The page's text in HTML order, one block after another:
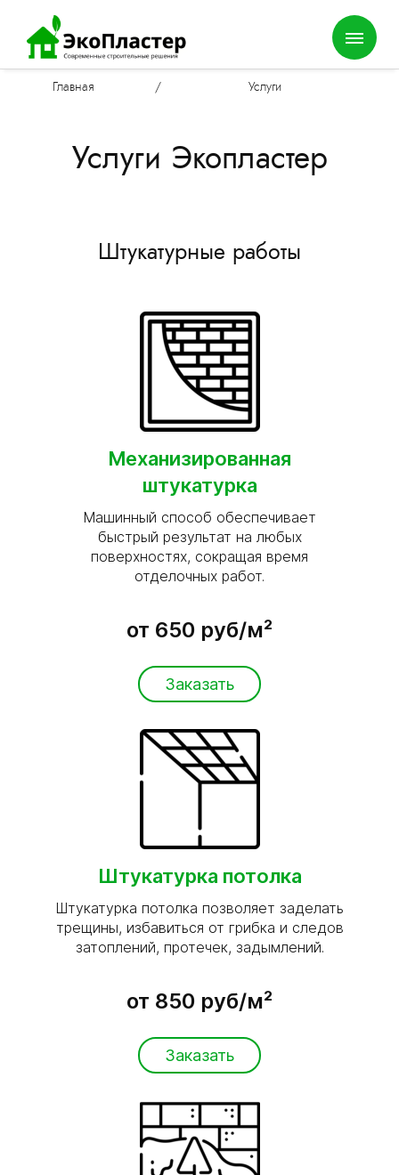
Главная / Услуги
Услуги Экопластер
Штукатурные работы
Механизированная
штукатурка
Машинный способ обеспечивает
быстрый результат на любых
поверхностях, сокращая время
отделочных работ.
от 650 руб/м²
Заказать
Штукатурка потолка
Штукатурка потолка позволяет заделать
трещины, избавиться от грибка и следов
затоплений, протечек, задымлений.
от 850 руб/м²
Заказать